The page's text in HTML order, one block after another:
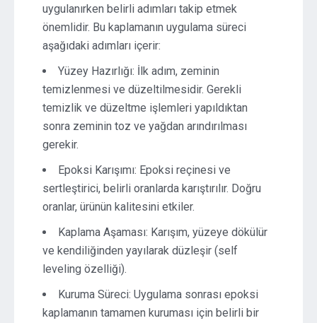
uygulanırken belirli adımları takip etmek
önemlidir. Bu kaplamanın uygulama süreci
aşağıdaki adımları içerir:
Yüzey Hazırlığı: İlk adım, zeminin
temizlenmesi ve düzeltilmesidir. Gerekli
temizlik ve düzeltme işlemleri yapıldıktan
sonra zeminin toz ve yağdan arındırılması
gerekir.
Epoksi Karışımı: Epoksi reçinesi ve
sertleştirici, belirli oranlarda karıştırılır. Doğru
oranlar, ürünün kalitesini etkiler.
Kaplama Aşaması: Karışım, yüzeye dökülür
ve kendiliğinden yayılarak düzleşir (self
leveling özelliği).
Kuruma Süreci: Uygulama sonrası epoksi
kaplamanın tamamen kuruması için belirli bir